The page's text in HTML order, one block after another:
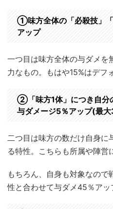
①味方全体の「必殺技」
アップ
一つ目は味方全体の与ダメを
力なもの。もはや15%はデフ
②「味方1体」につき自分
与ダメージ5％アップ(最
二つ目は味方の数だけ自身に
る特性。こちらも所属や陣営
もちろん、自身も対象なの
性と合わせて与ダメ45％アッ